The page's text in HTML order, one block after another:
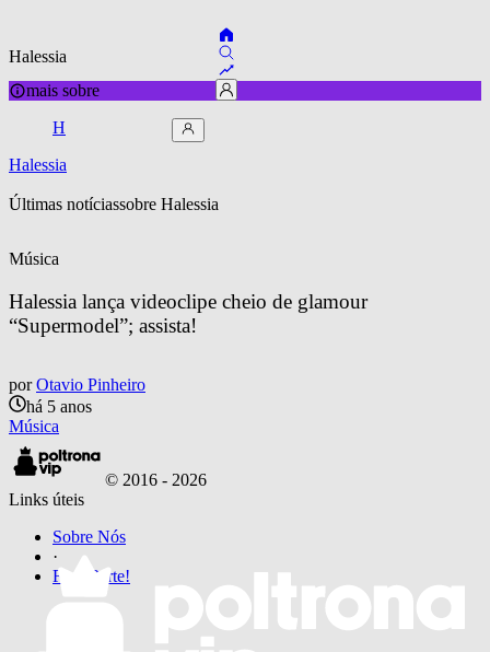
Halessia
mais sobre
H
Halessia
Últimas notíciassobre Halessia
Música
Halessia lança videoclipe cheio de glamour
“Supermodel”; assista!
por Otavio Pinheiro
há 5 anos
Música
© 2016 - 2026
Links úteis
Sobre Nós
·
Faça Parte!